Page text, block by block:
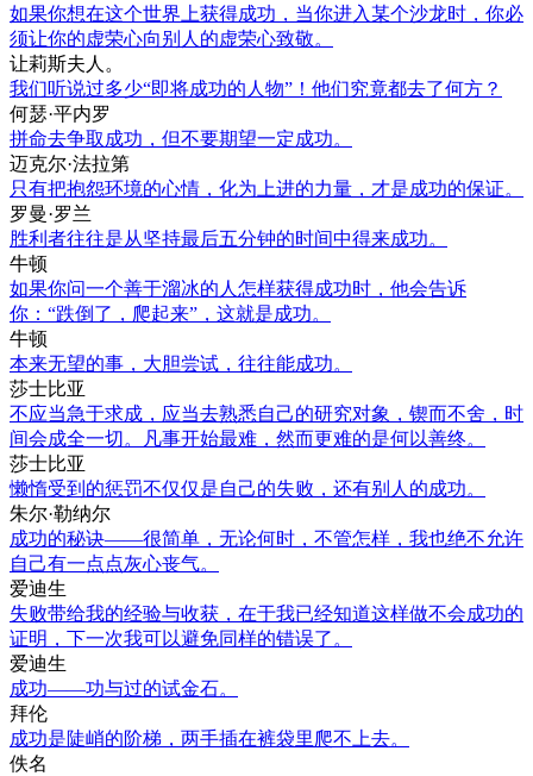
如果你想在这个世界上获得成功，当你进入某个沙龙时，你必
须让你的虚荣心向别人的虚荣心致敬。
让莉斯夫人。
我们听说过多少“即将成功的人物”！他们究竟都去了何方？
何瑟·平内罗
拼命去争取成功，但不要期望一定成功。
迈克尔·法拉第
只有把抱怨环境的心情，化为上进的力量，才是成功的保证。
罗曼·罗兰
胜利者往往是从坚持最后五分钟的时间中得来成功。
牛顿
如果你问一个善于溜冰的人怎样获得成功时，他会告诉
你：“跌倒了，爬起来”，这就是成功。
牛顿
本来无望的事，大胆尝试，往往能成功。
莎士比亚
不应当急于求成，应当去熟悉自己的研究对象，锲而不舍，时
间会成全一切。凡事开始最难，然而更难的是何以善终。
莎士比亚
懒惰受到的惩罚不仅仅是自己的失败，还有别人的成功。
朱尔·勒纳尔
成功的秘诀——很简单，无论何时，不管怎样，我也绝不允许
自己有一点点灰心丧气。
爱迪生
失败带给我的经验与收获，在于我已经知道这样做不会成功的
证明，下一次我可以避免同样的错误了。
爱迪生
成功——功与过的试金石。
拜伦
成功是陡峭的阶梯，两手插在裤袋里爬不上去。
佚名